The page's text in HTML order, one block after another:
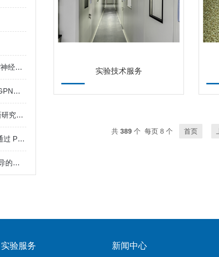
组蛋白 H3Q5 单胺化如何把“神经递质波动”转译为“染色质节律”
双重靶向肿瘤与髓系细胞：GPNMB CAR-T 细胞重塑免疫微环境
Nature Communications最新研究成果：ZNF683⁺ NK细胞通过重塑免疫微环境调控晚期下咽鳞状细胞癌的化疗敏感性
Nat Commun｜化脓链球菌通过 PDH 调控乙酰 CoA 重塑宿主疾病耐受机制
赖氨酸 L-乳酰化是糖酵解诱导的主要乳酰化异构体
实验技术服务
共 389 个 每页 8 个 首页
实验服务 新闻中心